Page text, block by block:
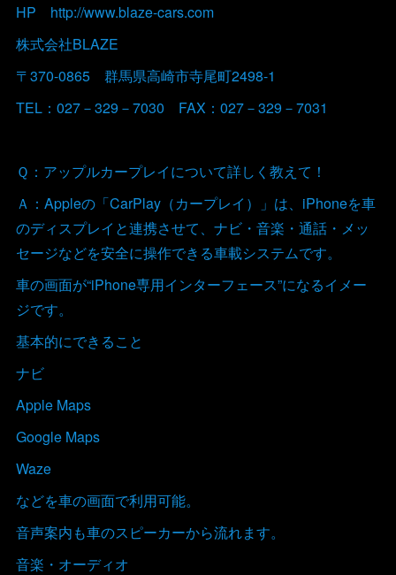
HP http://www.blaze-cars.com
株式会社BLAZE
〒370-0865 群馬県高崎市寺尾町2498-1
TEL：027－329－7030 FAX：027－329－7031
Ｑ：アップルカープレイについて詳しく教えて！
Ａ：Appleの「CarPlay（カープレイ）」は、iPhoneを車
のディスプレイと連携させて、ナビ・音楽・通話・メッ
セージなどを安全に操作できる車載システムです。
車の画面が“iPhone専用インターフェース”になるイメー
ジです。
基本的にできること
ナビ
Apple Maps
Google Maps
Waze
などを車の画面で利用可能。
音声案内も車のスピーカーから流れます。
音楽・オーディオ